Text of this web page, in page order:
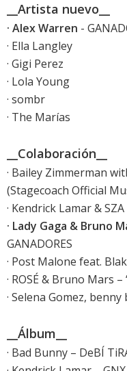
__Artista nuevo__
· Alex Warren -
· Ella Langley
· Gigi Perez
· Lola Young
· sombr
· The Marías
__Colaboración__
· Bailey Zimmerman
(Stagecoach Official
· Kendrick Lamar &
· Lady Gaga & Bruno
GANADORES
· Post Malone feat.
· ROSÉ & Bruno Mars –
· Selena Gomez,
__Álbum__
· Bad Bunny – DeBÍ